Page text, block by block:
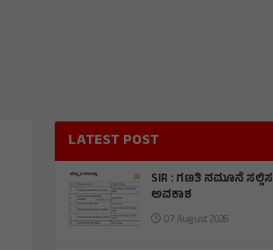
LATEST POST
SIR : ಗಣತಿ ನಮೂನೆ
ಅವಕಾಶ
07 August 2026